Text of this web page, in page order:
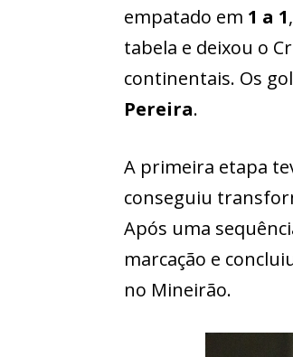
empatado em 1 a 1
tabela e deixou o
continentais. Os
Pereira.
A primeira etapa
conseguiu
Após uma
marcação e
no Mineirão.